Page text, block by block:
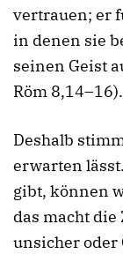
vertrauen; er
in denen sie
seinen Geist
Röm 8,14–16).
Deshalb
erwarten
gibt, können
das macht
unsicher oder